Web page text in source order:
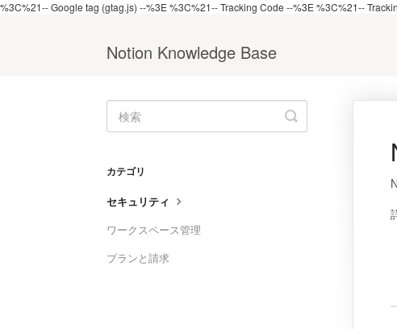
%3C%21-- Google tag (gtag.js) --%3E%3C%21-- Tracking Code --%3E%3C%21--
Notion Knowledge Base
Toggle
Search
カテゴリ
セキュリティ
ワークスペース管理
プランと請求